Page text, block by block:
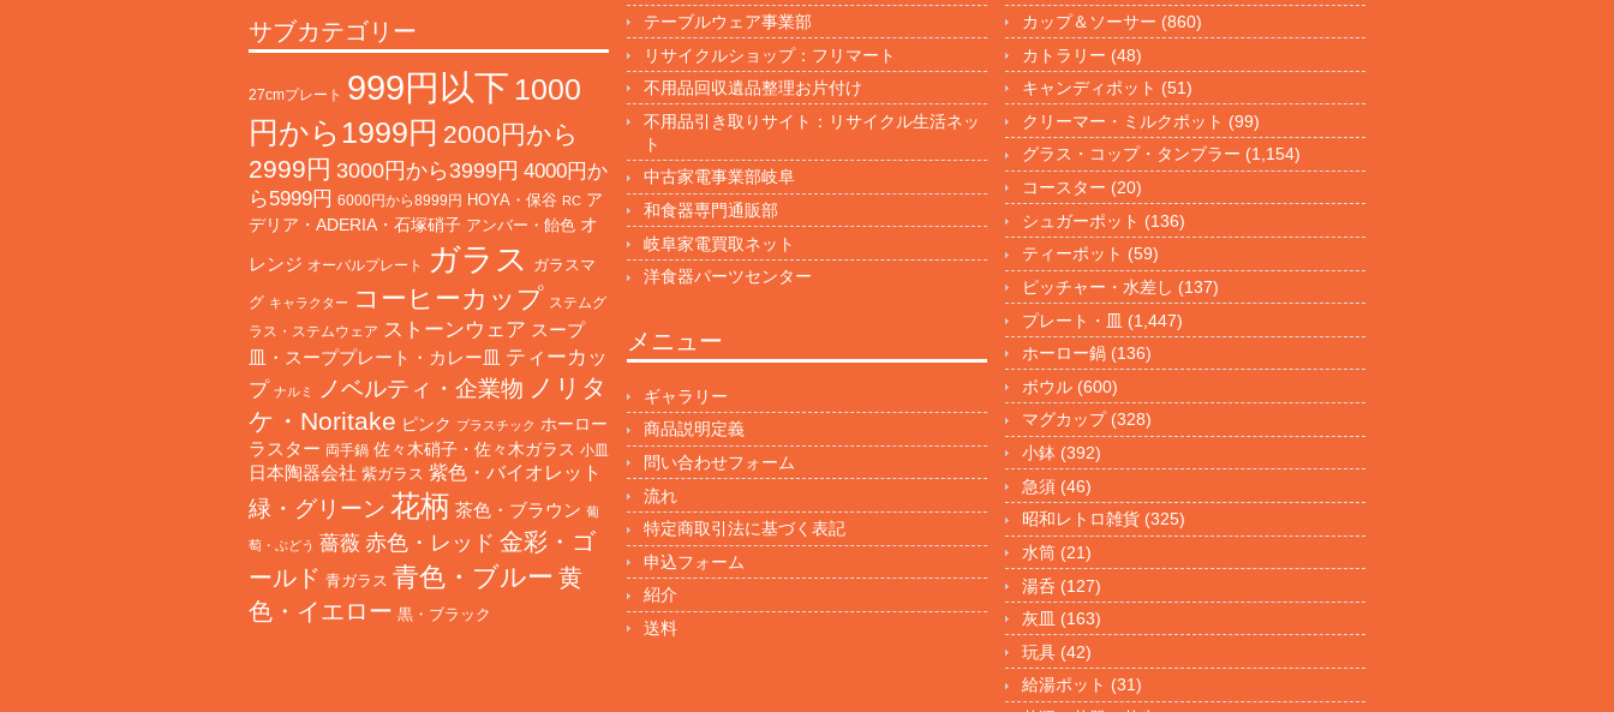
テーブルウェア事業部
リサイクルショップ：フリマート
不用品回収遺品整理お片付け
不用品引き取りサイト：リサイクル生活ネッ
ト
中古家電事業部岐阜
和食器専門通販部
岐阜家電買取ネット
洋食器パーツセンター
カップ＆ソーサー (860)
カトラリー (48)
キャンディポット (51)
クリーマー・ミルクポット (99)
グラス・コップ・タンブラー (1,154)
コースター (20)
シュガーポット (136)
ティーポット (59)
ピッチャー・水差し (137)
プレート・皿 (1,447)
ホーロー鍋 (136)
ボウル (600)
マグカップ(328)
小鉢 (392)
急須 (46)
昭和レトロ雑貨 (325)
水筒 (21)
湯呑 (127)
灰皿 (163)
玩具 (42)
給湯ポット (31)
サブカテゴリー
27cmプレート 999円以下 1000
円から1999円 2000円から
2999円 3000円から3999円 4000円か
ら5999円 6000円から8999円 HOYA・保谷 RC ア
デリア・ADERIA・石塚硝子 アンバー・飴色 オ
レンジ オーバルプレート ガラス ガラスマ
グ キャラクター コーヒーカップ ステムグ
ラス・ステムウェア ストーンウェア スープ
皿・スーププレート・カレー皿 ティーカッ
プ ナルミ ノベルティ・企業物 ノリタ
ケ・Noritake ピンク プラスチック ホーロー
ラスター 両手鍋 佐々木硝子・佐々木ガラス 小皿
日本陶器会社 紫ガラス 紫色・バイオレット
緑・グリーン 花柄 茶色・ブラウン 葡
萄・ぶどう 薔薇 赤色・レッド 金彩・ゴ
ールド 青ガラス 青色・ブルー 黄
色・イエロー 黒・ブラック
メニュー
ギャラリー
商品説明定義
問い合わせフォーム
流れ
特定商取引法に基づく表記
申込フォーム
紹介
送料